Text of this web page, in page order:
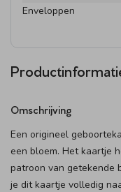
Enveloppen
Omschrijving
Een origineel
een bloem. Het kaartje
patroon van getekende
je dit kaartje volledig